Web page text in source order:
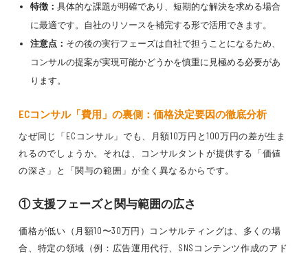
特徴： 具体的な課題が明確であり、短期的な解決を求める場合
に最適です。自社のリソースを補完する形で活用できます。
注意点： その後の実行フェーズは自社で担うことになるため、
コンサルの提案が実現可能かどうかを慎重に見極める必要があ
ります。
ECコンサル「費用」の裏側：価格決定要因の徹底分析
なぜ同じ「ECコンサル」でも、月額10万円と100万円の差が生ま
れるのでしょうか。それは、コンサルタントが提供する「価値
の深さ」と「関与の範囲」が全く異なるからです。
① 支援フェーズと関与範囲の広さ
価格が低い（月額10〜30万円）コンサルティングは、多くの場
合、特定の領域（例：広告運用代行、SNSコンテンツ作成のアド